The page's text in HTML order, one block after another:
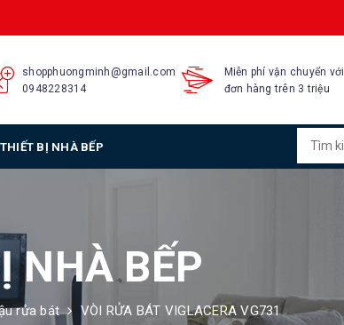
shopphuongminh@gmail.com
0948228314
Miễn phí vận chuyển với
đơn hàng trên 3 triệu
THIẾT BỊ NHÀ BẾP
NHÀ BẾP
rửa bát VÒI RỬA BÁT VIGLACERA VG731